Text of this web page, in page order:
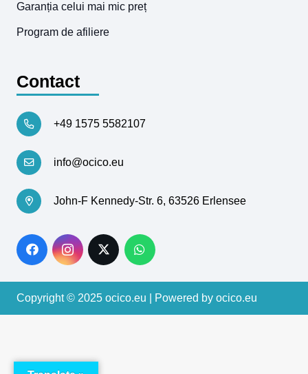
Garanția celui mai mic preț
Program de afiliere
Contact
+49 1575 5582107
info@ocico.eu
John-F Kennedy-Str. 6, 63526 Erlensee
Copyright © 2025 ocico.eu | Powered by ocico.eu